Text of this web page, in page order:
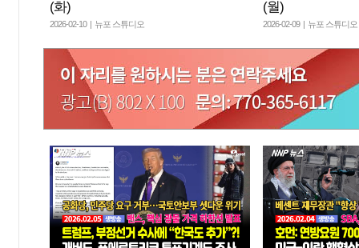
(화)
2026-02-10 | 뉴포 스튜디오
(월)
2026-02-09 | 뉴포 스튜디오